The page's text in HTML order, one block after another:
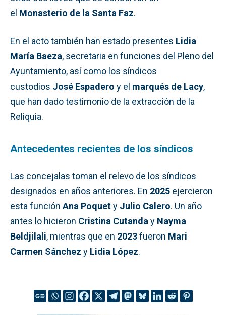
el Monasterio de la Santa Faz.
En el acto también han estado presentes Lidia
María Baeza, secretaria en funciones del Pleno del
Ayuntamiento, así como los síndicos
custodios José Espadero y el marqués de Lacy,
que han dado testimonio de la extracción de la
Reliquia.
Antecedentes recientes de los síndicos
Las concejalas toman el relevo de los síndicos
designados en años anteriores. En 2025 ejercieron
esta función Ana Poquety Julio Calero. Un año
antes lo hicieron Cristina Cutanda y Nayma
Beldjilali, mientras que en 2023fueron Mari
Carmen Sánchez y Lidia López.